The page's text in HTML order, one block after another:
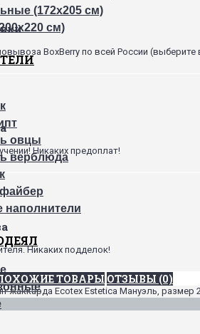
(172х205 см)
см)
овцы
верблюда
наполнители
BoxBerry по всей России (выберите
Никаких предоплат!
Никаких подделок!
ТОВАРЫ ОТЗЫВЫ (0)
жаккарда Ecotex Estetica Мануэль,